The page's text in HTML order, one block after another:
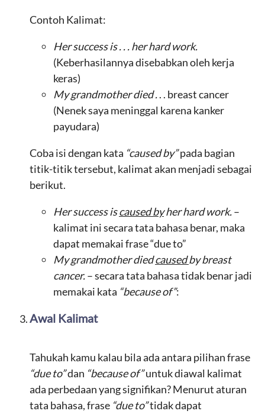
Contoh Kalimat:
Her successis . . .her hard work.
(Keberhasilannya disebabkan oleh kerja
keras)
My grandmother died .. . breast cancer
(Nenek saya meninggal karena kanker
payudara)
Coba isi dengan kata “caused by”pada bagian
titik-titik tersebut, kalimat akan menjadi sebagai
berikut.
Her successiscaused byher hard work.–
kalimat ini secara tata bahasa benar, maka
dapat memakai frase “due to”
Mygrandmother diedcausedbybreast
cancer.– secara tata bahasa tidak benar jadi
memakai kata “because of”:
Awal Kalimat
Tahukah kamu kalau bila ada antara pilihan frase
“due to”dan “because of”untuk diawal kalimat
ada perbedaan yang signifikan? Menurut aturan
tata bahasa, frase “due to”tidak dapat